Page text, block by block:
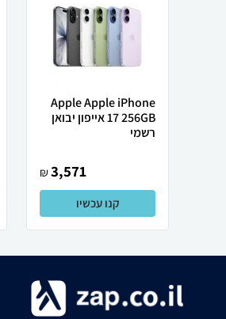
Apple Apple iPhone
17 256GB אייפון יבואן
רשמי
3,571
₪
קנו עכשיו